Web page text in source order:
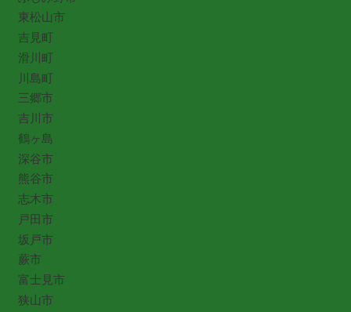
東松山市
吉見町
滑川町
川島町
三郷市
吉川市
鶴ヶ島
深谷市
熊谷市
志木市
戸田市
坂戸市
蕨市
富士見市
狭山市